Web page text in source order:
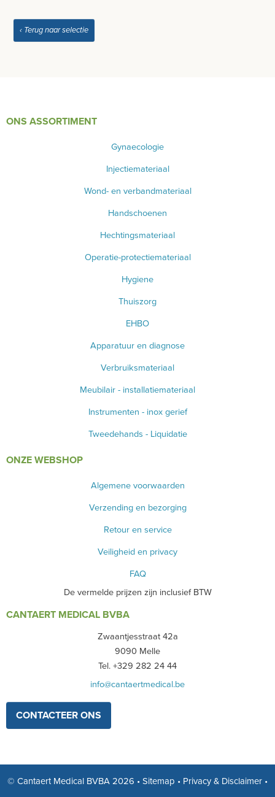
‹ Terug naar selectie
ONS ASSORTIMENT
Gynaecologie
Injectiemateriaal
Wond- en verbandmateriaal
Handschoenen
Hechtingsmateriaal
Operatie-protectiemateriaal
Hygiene
Thuiszorg
EHBO
Apparatuur en diagnose
Verbruiksmateriaal
Meubilair - installatiemateriaal
Instrumenten - inox gerief
Tweedehands - Liquidatie
ONZE WEBSHOP
Algemene voorwaarden
Verzending en bezorging
Retour en service
Veiligheid en privacy
FAQ
De vermelde prijzen zijn inclusief BTW
CANTAERT MEDICAL BVBA
Zwaantjesstraat 42a
9090 Melle
Tel. +329 282 24 44
info@cantaertmedical.be
CONTACTEER ONS
© Cantaert Medical BVBA 2026 • Sitemap • Privacy & Disclaimer •